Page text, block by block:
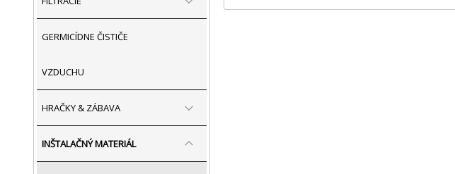
GERMICÍDNE ČISTIČE
VZDUCHU
HRAČKY & ZÁBAVA
INŠTALAČNÝ MATERIÁL